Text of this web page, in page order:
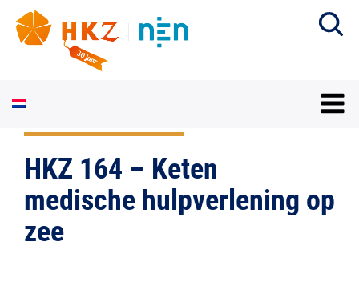
HKZ 164 – Keten
medische hulpverlening op
zee